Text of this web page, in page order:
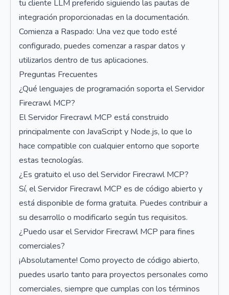
tu cliente LLM preferido siguiendo las pautas de
integración proporcionadas en la documentación.
Comienza a Raspado: Una vez que todo esté
configurado, puedes comenzar a raspar datos y
utilizarlos dentro de tus aplicaciones.
Preguntas Frecuentes
¿Qué lenguajes de programación soporta el Servidor
Firecrawl MCP?
El Servidor Firecrawl MCP está construido
principalmente con JavaScript y Node.js, lo que lo
hace compatible con cualquier entorno que soporte
estas tecnologías.
¿Es gratuito el uso del Servidor Firecrawl MCP?
Sí, el Servidor Firecrawl MCP es de código abierto y
está disponible de forma gratuita. Puedes contribuir a
su desarrollo o modificarlo según tus requisitos.
¿Puedo usar el Servidor Firecrawl MCP para fines
comerciales?
¡Absolutamente! Como proyecto de código abierto,
puedes usarlo tanto para proyectos personales como
comerciales, siempre que cumplas con los términos